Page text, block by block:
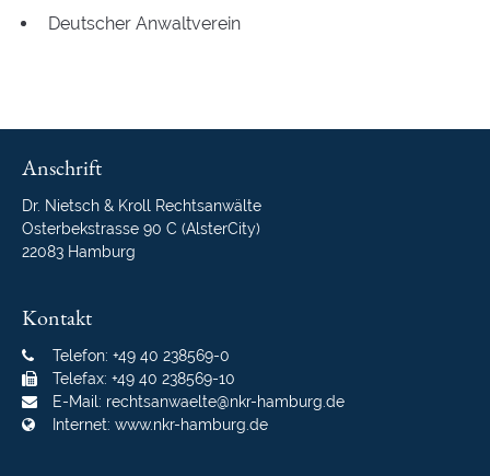
Deutscher Anwaltverein
Anschrift
Dr. Nietsch & Kroll Rechtsanwälte
Osterbekstrasse 90 C (AlsterCity)
22083 Hamburg
Kontakt
Telefon: +49 40 238569-0
Telefax: +49 40 238569-10
E-Mail: rechtsanwaelte@nkr-hamburg.de
Internet: www.nkr-hamburg.de